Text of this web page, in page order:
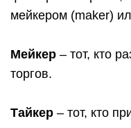
мейкером (maker)
Мейкер – тот, кто
торгов.
Тайкер – тот, кто